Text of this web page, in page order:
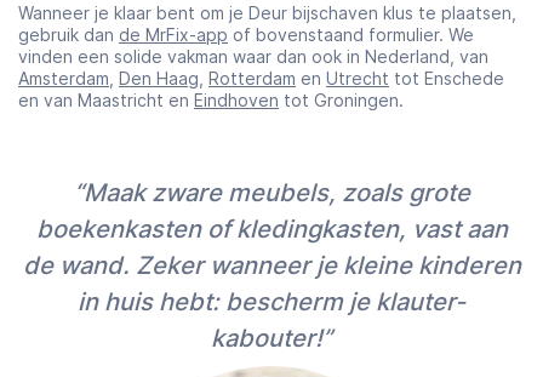
Wanneer je klaar bent om je Deur bijschaven klus te plaatsen,
gebruik dan de MrFix-app of bovenstaand formulier. We
vinden een solide vakman waar dan ook in Nederland, van
Amsterdam Den Haag Rotterdam en Utrecht tot Enschede
en van Maastricht en Eindhoven tot Groningen.
“Maak zware meubels, zoals grote
boekenkasten of kledingkasten, vast aan
de wand. Zeker wanneer je kleine kinderen
in huis hebt: bescherm je klauter-
kabouter!”